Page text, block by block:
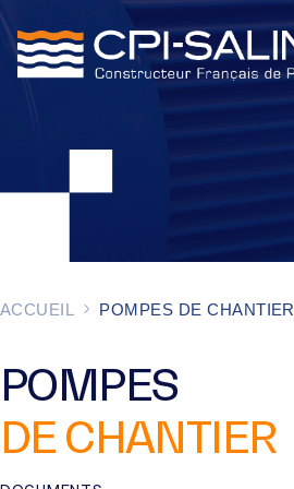
SERVICES
À PROPOS
ACCUEIL POMPES DE CHANTIER
POMPES
DE CHANTIER